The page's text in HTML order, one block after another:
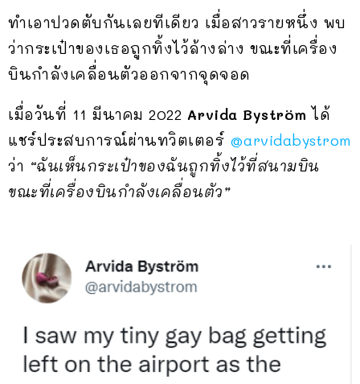
ทำเอาปวดตับกันเลยทีเดียว เมื่อสาวรายหนึ่ง พบ
ว่ากระเป๋าของเธอถูกทิ้งไว้ล้างล่าง ขณะที่เครื่อง
บินกำลังเคลื่อนตัวออกจากจุดจอด
เมื่อวันที่ 11 มีนาคม 2022 Arvida Byström ได้
แชร์ประสบการณ์ผ่านทวิตเตอร์ @arvidabystrom
ว่า “ฉันเห็นกระเป๋าของฉันถูกทิ้งไว้ที่สนามบิน
ขณะที่เครื่องบินกำลังเคลื่อนตัว”